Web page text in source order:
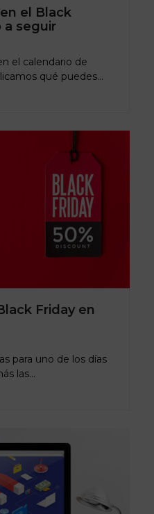
el Black
a seguir
el calendario de
qué puedes…
Friday en
para uno de los días
las…